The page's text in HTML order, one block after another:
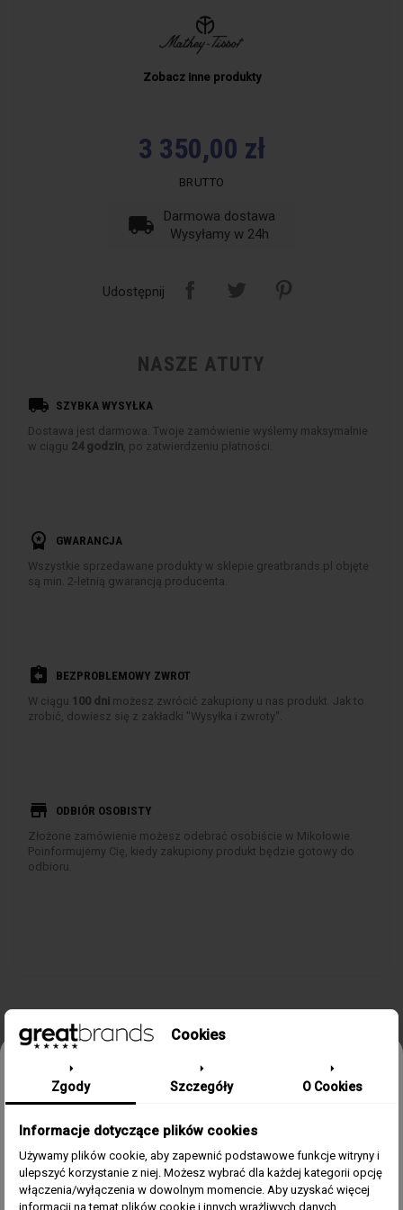
Zobacz inne produkty
3 350,00 zł
BRUTTO
local_shipping
Darmowa dostawa
Wysyłamy w 24h
Udostępnij
NASZE ATUTY
local_shipping SZYBKA WYSYŁKA
Dostawa jest darmowa. Twoje zamówienie wyślemy maksymalnie
w ciągu 24 godzin, po zatwierdzeniu płatności.
workspace_premium GWARANCJA
Wszystkie sprzedawane produkty w sklepie greatbrands.pl objęte
są min. 2-letnią gwarancją producenta.
assignment_return BEZPROBLEMOWY ZWROT
W ciągu 100 dni możesz zwrócić zakupiony u nas produkt. Jak to
zrobić, dowiesz się z zakładki "Wysyłka i zwroty".
store ODBIÓR OSOBISTY
Złożone zamówienie możesz odebrać osobiście w Mikołowie.
Poinformujemy Cię, kiedy zakupiony produkt będzie gotowy do
odbioru.
SZCZEGÓŁY PRODUKTU
Kolekcja/Linia
Mathy Vintage Jumbo
Automatic
Zegarek Dla Męski
Cookies
Zgody Szczegóły O Cookies
Informacje dotyczące plików cookies
Używamy plików cookie, aby zapewnić podstawowe funkcje witryny i
ulepszyć korzystanie z niej. Możesz wybrać dla każdej kategorii opcję
włączenia/wyłączenia w dowolnym momencie. Aby uzyskać więcej
informacji na temat plików cookie i innych wrażliwych danych,
Odbierz 15% rabatu na pierwsze
zamówienie w greatbrands!
Zapisz się do bezpłatnego Newslettera i dowiaduj się pierwszy o
Email